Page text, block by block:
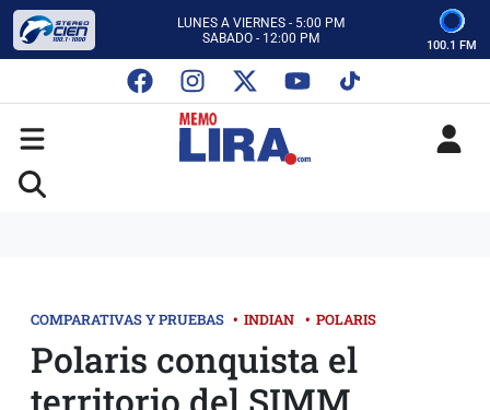
LUNES A VIERNES - 5:00 PM
SABADO - 12:00 PM
CON MEMO LIRA Y SU EQUIPO
LUNES A VIERNES - 5:00 PM
SABADO - 12:00 PM
100.1 FM
COMPARATIVAS Y PRUEBAS • INDIAN • POLARIS
Polaris conquista el